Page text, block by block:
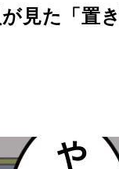
見た「置